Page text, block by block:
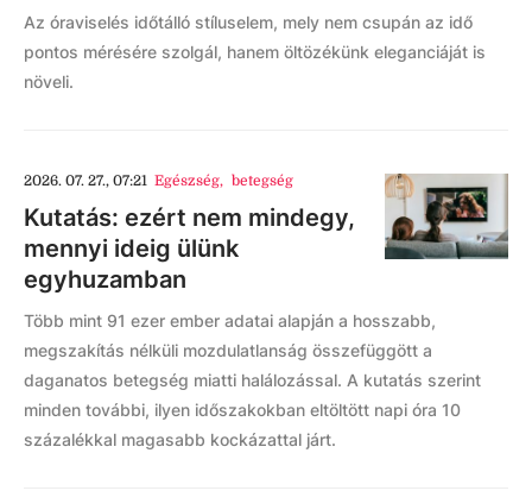
Az óraviselés időtálló stíluselem, mely nem csupán az idő
pontos mérésére szolgál, hanem öltözékünk eleganciáját is
növeli.
2026. 07. 27., 07:21 Egészség, betegség
Kutatás: ezért nem mindegy,
mennyi ideig ülünk
egyhuzamban
Több mint 91 ezer ember adatai alapján a hosszabb,
megszakítás nélküli mozdulatlanság összefüggött a
daganatos betegség miatti halálozással. A kutatás szerint
minden további, ilyen időszakokban eltöltött napi óra 10
százalékkal magasabb kockázattal járt.